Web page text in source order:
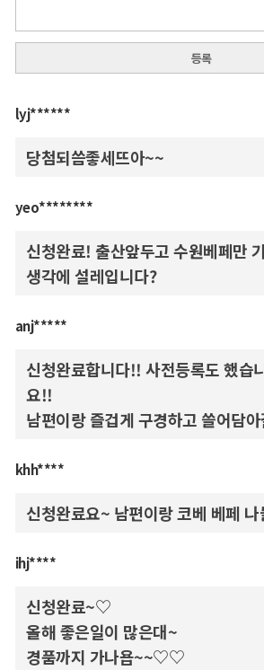
등록
lyj******
당첨되씀좋세뜨아~~
yeo********
신청완료! 출산앞두고 수원베페만
생각에 설레입니다?
anj*****
신청완료합니다!! 사전등록도 했습
요!!
남편이랑 즐겁게 구경하고 쓸어담
khh****
신청완료요~ 남편이랑 코베 베페
ihj****
신청완료~♡
올해 좋은일이 많은대~
경품까지 가나욥~~♡♡